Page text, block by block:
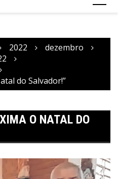
2022
dezembro
do Salvador!”
O NATAL DO